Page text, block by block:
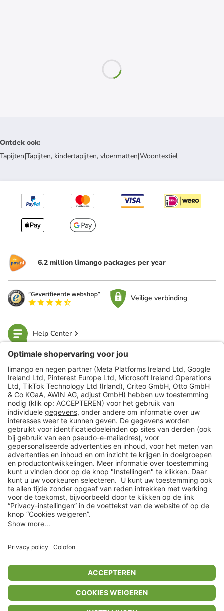
In winkelwagentje voor
Ontdek ook:
Tapijten|Tapijten, kindertapijten, vloermatten|Woontextiel
6.2 million limango packages per year
Veilige verbinding
Help Center
limango
Veilig winkelen
Klantenservice
Shop
Acties
limango.de limango.pl
** Alle prijsopgaven zijn inclusief belasting en exclusief verzendkosten